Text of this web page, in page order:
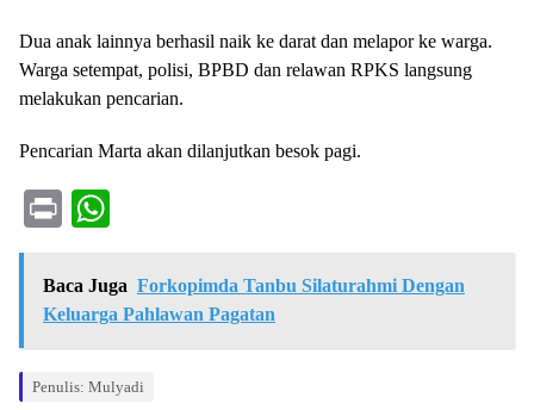
Dua anak lainnya berhasil naik ke darat dan melapor ke warga.
Warga setempat, polisi, BPBD dan relawan RPKS langsung
melakukan pencarian.
Pencarian Marta akan dilanjutkan besok pagi.
Pr
t
ts
A
pp
Baca Juga Forkopimda Tanbu Silaturahmi Dengan
Keluarga Pahlawan Pagatan
Penulis: Mulyadi